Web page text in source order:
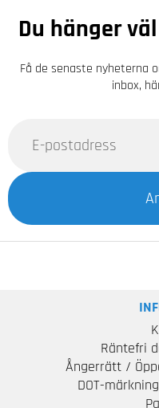
Du hänger
Få de senaste nyheterna
inbox,
Räntefri
Ångerrätt /
DOT-